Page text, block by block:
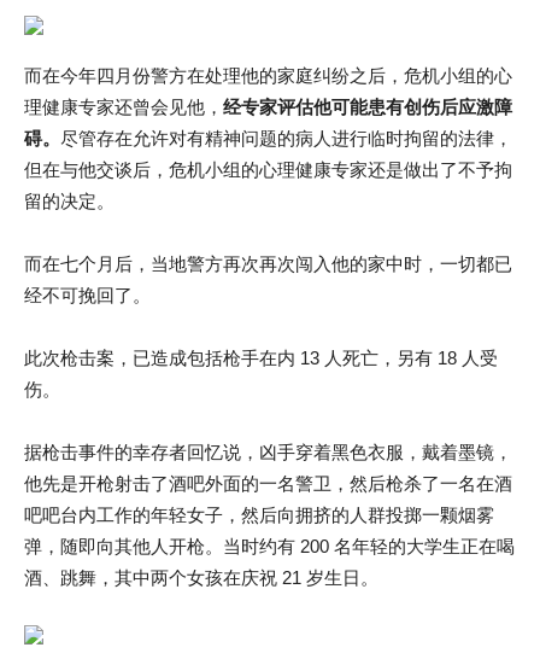
而在今年四月份警方在处理他的家庭纠纷之后，危机小组的心
理健康专家还曾会见他， 经专家评估他可能患有创伤后应激障
碍。 尽管存在允许对有精神问题的病人进行临时拘留的法律，
但在与他交谈后，危机小组的心理健康专家还是做出了不予拘
留的决定。
而在七个月后，当地警方再次再次闯入他的家中时，一切都已
经不可挽回了。
此次枪击案，已造成包括枪手在内 13 人死亡，另有 18 人受
伤。
据枪击事件的幸存者回忆说，凶手穿着黑色衣服，戴着墨镜，
他先是开枪射击了酒吧外面的一名警卫，然后枪杀了一名在酒
吧吧台内工作的年轻女子，然后向拥挤的人群投掷一颗烟雾
弹，随即向其他人开枪。当时约有 200 名年轻的大学生正在喝
酒、跳舞，其中两个女孩在庆祝 21 岁生日。